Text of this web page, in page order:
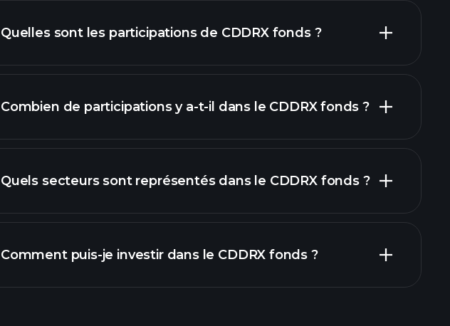
Quelles sont les participations de CDDRX fonds ?
participations
Combien de participations y a-t-il dans le CDDRX fonds ?
Quels secteurs sont représentés dans le CDDRX fonds ?
Comment puis-je investir dans le CDDRX fonds ?